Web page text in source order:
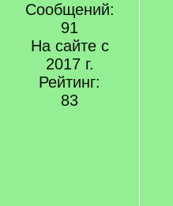
Сообщений:
91
На сайте с
2017 г.
Рейтинг:
83